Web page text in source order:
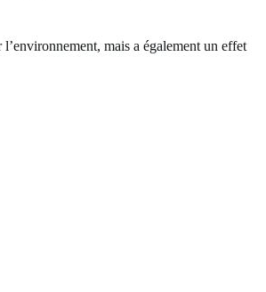
mais a également un effet